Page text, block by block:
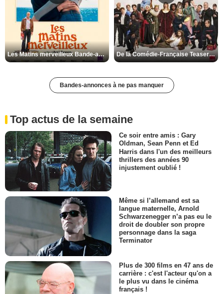
Les Matins merveilleux Bande-annonce VF De la Comédie-Française Teaser VF
Bandes-annonces à ne pas manquer
Top actus de la semaine
Ce soir entre amis : Gary
Oldman, Sean Penn et Ed
Harris dans l'un des meilleurs
thrillers des années 90
injustement oublié !
Même si l’allemand est sa
langue maternelle, Arnold
Schwarzenegger n’a pas eu le
droit de doubler son propre
personnage dans la saga
Terminator
Plus de 300 films en 47 ans de
carrière : c'est l'acteur qu'on a
le plus vu dans le cinéma
français !